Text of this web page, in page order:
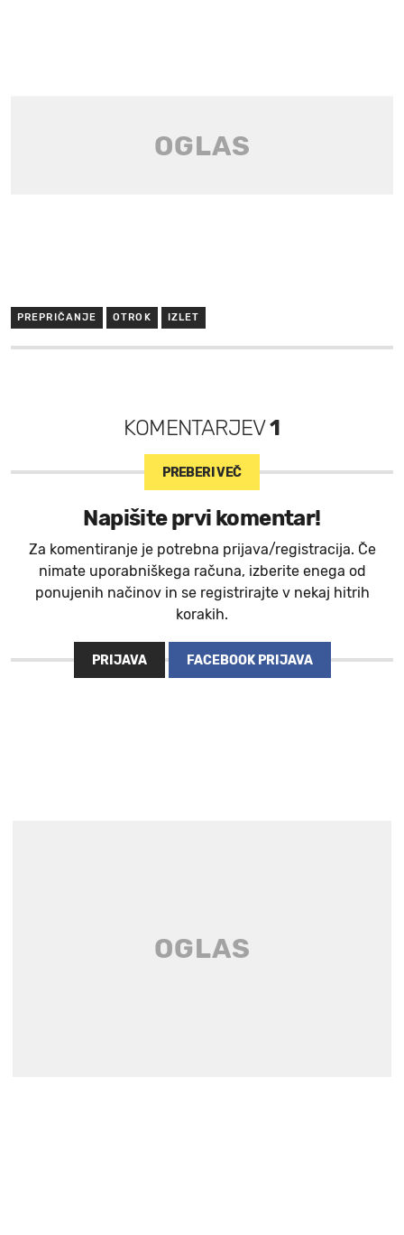
PREPRIČANJE OTROK IZLET
KOMENTARJEV1
PREBERI VEČ
Napišite prvi komentar!
Za komentiranje je potrebna prijava/registracija. Če
nimate uporabniškega računa, izberite enega od
ponujenih načinov in se registrirajte v nekaj hitrih
korakih.
PRIJAVA FACEBOOK PRIJAVA